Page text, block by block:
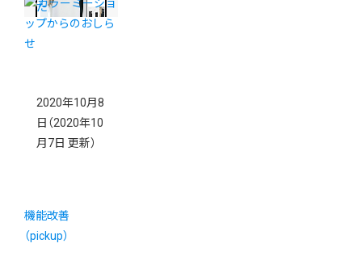
た
2020年10月8
日 （2020年10
月7日 更新）
機能改善
（pickup）